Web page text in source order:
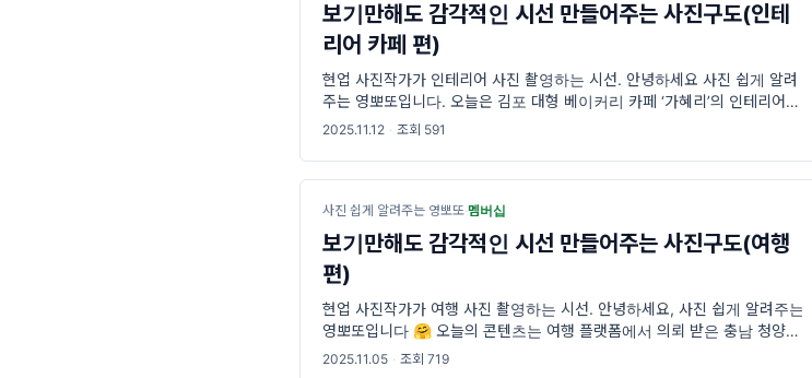
보기만해도 감각적인 시선 만들어주는 사진구도(인테
리어 카페 편)
현업 사진작가가 인테리어 사진 촬영하는 시선. 안녕하세요 사진 쉽게 알려
주는 영뽀또입니다. 오늘은 김포 대형 베이커리 카페 ‘가혜리’의 인테리어 공
간을 촬영하며
2025.11.12 · 조회 591
사진 쉽게 알려주는 영뽀또·멤버십
보기만해도 감각적인 시선 만들어주는 사진구도(여행
편)
현업 사진작가가 여행 사진 촬영하는 시선. 안녕하세요, 사진 쉽게 알려주는
영뽀또입니다 🤗 오늘의 콘텐츠는 여행 플랫폼에서 의뢰 받은 충남 청양과
금산 여행지에서 실제 촬영 중
2025.11.05 · 조회 719